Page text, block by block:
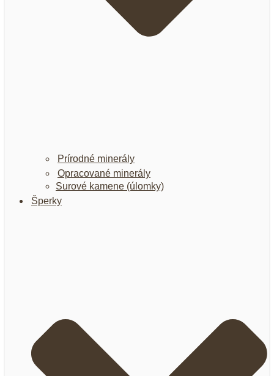
Prírodné minerály
Opracované minerály
Surové kamene (úlomky)
Šperky